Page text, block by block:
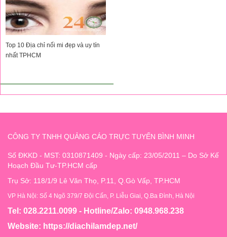
Top 10 Địa chỉ nối mi đẹp và uy tín
nhất TPHCM
CÔNG TY TNHH QUẢNG CÁO TRỰC TUYẾN BÌNH MINH
Số ĐKKD - MST: 0310871409 - Ngày cấp: 23/05/2011 – Do Sở Kế
Hoạch Đầu Tư-TP.HCM cấp
Trụ Sở: 118/1/9 Lê Văn Thọ, P.11, Q.Gò Vấp, TP.HCM
VP Hà Nội: Số 4 Ngõ 379/7 Đội Cấn, P. Liễu Giai, Q.Ba Đình, Hà Nội
Tel: 028.2211.0099 - Hotline/Zalo: 0948.968.238
Website: https://diachilamdep.net/